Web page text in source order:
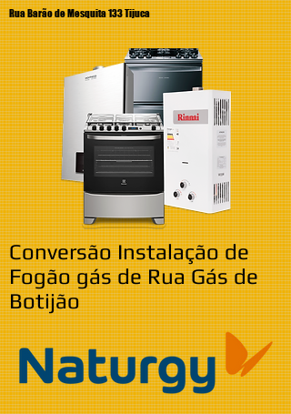
Rua Barão de Mesquita 133 Tijuca
Conversão Instalação de
Fogão gás de Rua Gás de
Botijão